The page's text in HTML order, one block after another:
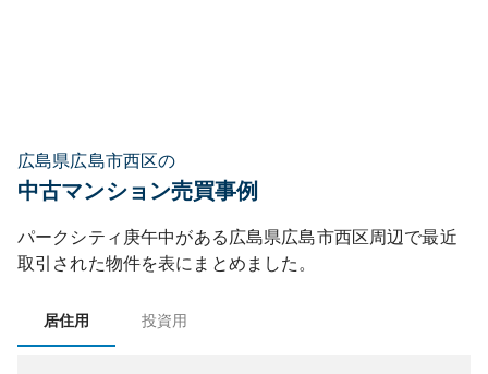
広島県広島市西区の
中古マンション売買事例
パークシティ庚午中がある 広島県広島市西区周辺で最近
取引された物件を表にまとめました。
居住用 投資用